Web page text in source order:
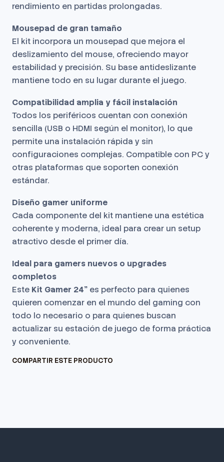
rendimiento en partidas prolongadas.
Mousepad de gran tamaño
El kit incorpora un mousepad que mejora el
deslizamiento del mouse, ofreciendo mayor
estabilidad y precisión. Su base antideslizante
mantiene todo en su lugar durante el juego.
Compatibilidad amplia y fácil instalación
Todos los periféricos cuentan con conexión
sencilla (USB o HDMI según el monitor), lo que
permite una instalación rápida y sin
configuraciones complejas. Compatible con PC y
otras plataformas que soporten conexión
estándar.
Diseño gamer uniforme
Cada componente del kit mantiene una estética
coherente y moderna, ideal para crear un setup
atractivo desde el primer día.
Ideal para gamers nuevos o upgrades
completos
Este Kit Gamer 24” es perfecto para quienes
quieren comenzar en el mundo del gaming con
todo lo necesario o para quienes buscan
actualizar su estación de juego de forma práctica
y conveniente.
COMPARTIR ESTE PRODUCTO